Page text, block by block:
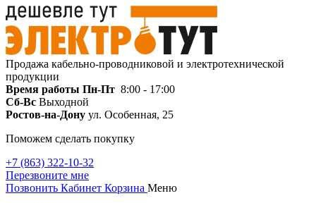
Продажа кабельно-проводниковой и электротехнической
продукции
Время работы Пн-Пт 8:00 - 17:00
Сб-Вс Выходной
Ростов-на-Дону ул. Особенная, 25
Поможем сделать покупку
+7 (863) 322-10-32
Перезвоните мне
Позвонить Кабинет Корзина Меню